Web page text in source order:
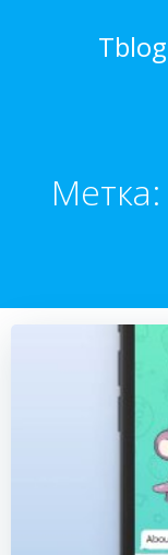
Tblog
Метка: